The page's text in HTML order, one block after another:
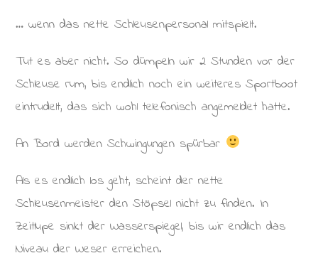
… wenn das nette Schleusenpersonal mitspielt.
Tut es aber nicht. So dümpeln wir 2 Stunden vor der
Schleuse rum, bis endlich noch ein weiteres Sportboot
eintrudelt, das sich wohl telefonisch angemeldet hatte.
An Bord werden Schwingungen spürbar
Als es endlich los geht, scheint der nette
Schleusenmeister den Stöpsel nicht zu finden. In
Zeitlupe sinkt der Wasserspiegel, bis wir endlich das
Niveau der Weser erreichen.